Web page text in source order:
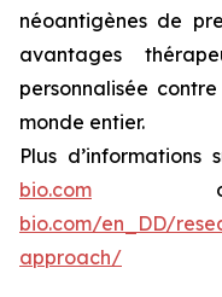
néoantigènes de
avantages
personnalisée
monde entier.
Plus d’informations
bio.com
bio.com/en_DD/
approach/